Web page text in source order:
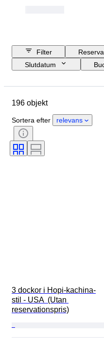
Filter
Slutdatum
Material
Extra tillbehör
Certifiering
Färg
Kultur
196 objekt
Sortera efter relevans
3 dockor i Hopi-kachina-
stil - USA  (Utan
reservationspris)